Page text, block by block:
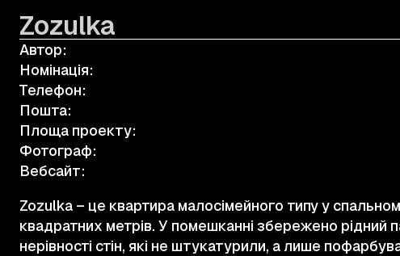
Zozulka
Автор:
Номінація:
Телефон:
Пошта:
Площа проекту:
Фотограф:
Вебсайт:
Zozulka – це квартира малосімейного типу у
квадратних метрів. У помешканні збережено рідний
нерівності стін, які не штукатурили, а лише